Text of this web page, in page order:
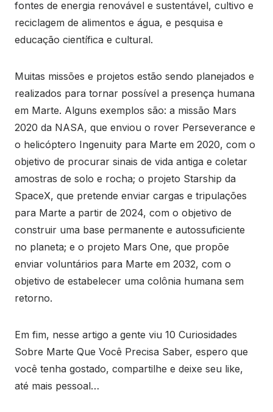
fontes de energia renovável e sustentável, cultivo e
reciclagem de alimentos e água, e pesquisa e
educação científica e cultural.
Muitas missões e projetos estão sendo planejados e
realizados para tornar possível a presença humana
em Marte. Alguns exemplos são: a missão Mars
2020 da NASA, que enviou o rover Perseverance e
o helicóptero Ingenuity para Marte em 2020, com o
objetivo de procurar sinais de vida antiga e coletar
amostras de solo e rocha; o projeto Starship da
SpaceX, que pretende enviar cargas e tripulações
para Marte a partir de 2024, com o objetivo de
construir uma base permanente e autossuficiente
no planeta; e o projeto Mars One, que propõe
enviar voluntários para Marte em 2032, com o
objetivo de estabelecer uma colônia humana sem
retorno.
Em fim, nesse artigo a gente viu 10 Curiosidades
Sobre Marte Que Você Precisa Saber, espero que
você tenha gostado, compartilhe e deixe seu like,
até mais pessoal…